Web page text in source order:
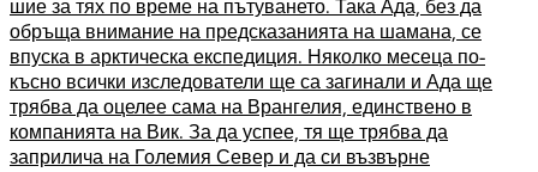
шие за тях по време на пътуването. Така Ада, без да
обръща внимание на предсказанията на шамана, се
впуска в арктическа експедиция. Няколко месеца по-
късно всички изследователи ще са загинали и Ада ще
трябва да оцелее сама на Врангелия, единствено в
компанията на Вик. За да успее, тя ще трябва да
заприлича на Големия Север и да си възвърне